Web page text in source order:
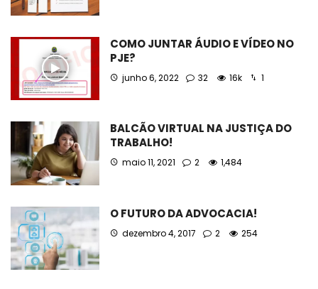
COMO JUNTAR ÁUDIO E VÍDEO NO
PJE?
junho 6, 2022 32 16k 1
BALCÃO VIRTUAL NA JUSTIÇA DO
TRABALHO!
maio 11, 2021 2 1,484
O FUTURO DA ADVOCACIA!
dezembro 4, 2017 2 254